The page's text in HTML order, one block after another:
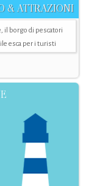
& ATTRAZIONI
il borgo di pescatori
esca per i turisti